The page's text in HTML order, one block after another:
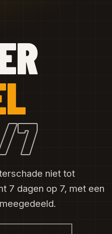
7
niet tot
7 dagen op 7, met een